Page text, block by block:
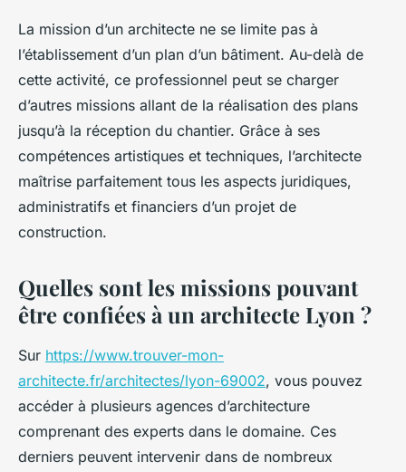
La mission d’un architecte ne se limite pas à
l’établissement d’un plan d’un bâtiment. Au-delà de
cette activité, ce professionnel peut se charger
d’autres missions allant de la réalisation des plans
jusqu’à la réception du chantier. Grâce à ses
compétences artistiques et techniques, l’architecte
maîtrise parfaitement tous les aspects juridiques,
administratifs et financiers d’un projet de
construction.
Quelles sont les missions pouvant
être confiées à un architecte Lyon ?
Sur https://www.trouver-mon-
architecte.fr/architectes/lyon-69002, vous pouvez
accéder à plusieurs agences d’architecture
comprenant des experts dans le domaine. Ces
derniers peuvent intervenir dans de nombreux